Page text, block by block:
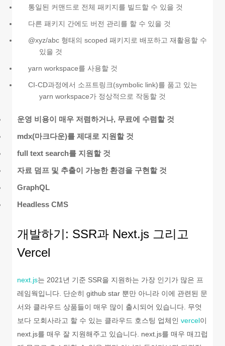
통일된 커맨드로 전체 패키지를 빌드할 수 있을 것
다른 패키지 간에도 버전 관리를 할 수 있을 것
@xyz/abc 형태의 scoped 패키지로 배포하고 재활용할 수
있을 것
yarn workspace를 사용할 것
CI-CD과정에서 소프트링크(symbolic link)를 품고 있는
yarn workspace가 정상적으로 작동할 것
운영 비용이 매우 저렴하거나, 무료에 수렴할 것
mdx(마크다운)를 제대로 지원할 것
full text search를 지원할 것
자료 덤프 및 추출이 가능한 환경을 구현할 것
GraphQL
Headless CMS
개발하기: SSR과 Next.js 그리고
Vercel
next.js는 2021년 기준 SSR을 지원하는 가장 인기가 많은 프
레임웍입니다. 단순히 github star 뿐만 아니라 이에 관련된 문
서와 클라우드 상품들이 매우 많이 출시되어 있습니다. 무엇
보다 모회사라고 할 수 있는 클라우드 호스팅 업체인 vercel이
next.js를 매우 잘 지원해주고 있습니다. next.js를 매우 매끄럽